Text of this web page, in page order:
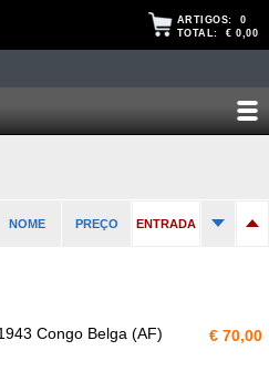
ARTIGOS: 0
TOTAL: € 0,00
NOME PREÇO ENTRADA
Congo Belga (AF) € 70,00